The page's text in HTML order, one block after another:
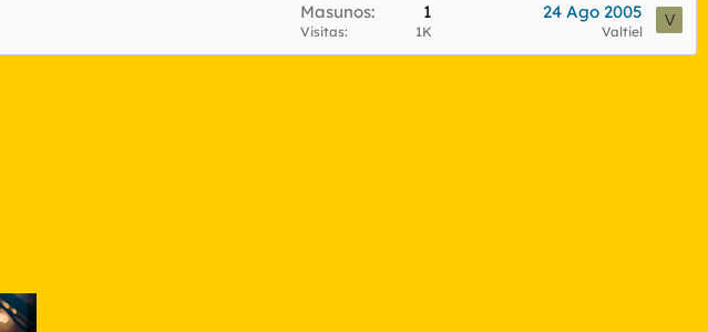
Masunos 1
Visitas 1K
24 Ago 2005
Valtiel
V